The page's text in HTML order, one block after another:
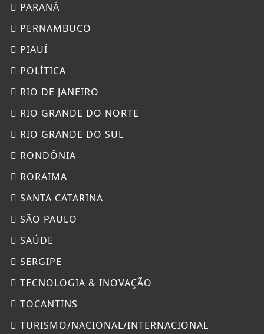
PARANÁ
PERNAMBUCO
PIAUÍ
POLÍTICA
RIO DE JANEIRO
RIO GRANDE DO NORTE
RIO GRANDE DO SUL
RONDÔNIA
RORAIMA
SANTA CATARINA
SÃO PAULO
SAÚDE
SERGIPE
TECNOLOGIA & INOVAÇÃO
TOCANTINS
TURISMO/NACIONAL/INTERNACIONAL